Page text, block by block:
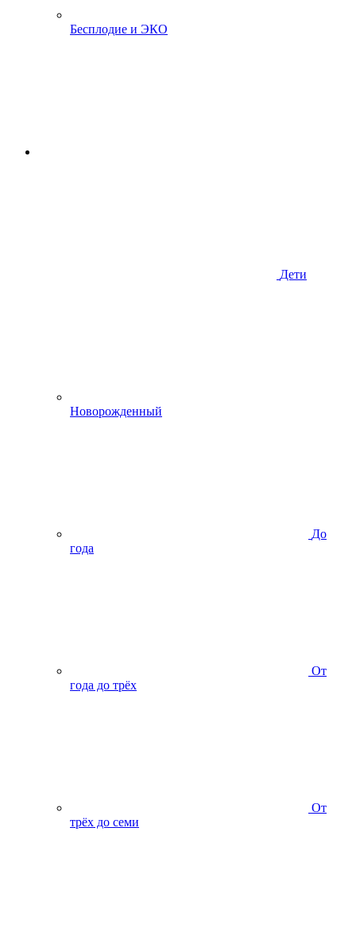
Бесплодие и ЭКО
Дети
Новорожденный
До
года
От
года до трёх
От
трёх до семи